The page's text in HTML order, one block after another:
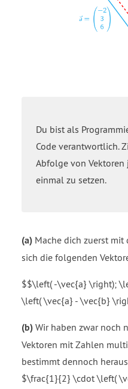
Du bist als
Code verantwortlich.
Abfolge von Vektoren
einmal zu setzen.
(a) Mache dich zuerst mit
sich die folgenden
$$\left( -\vec{a} \right);
\left( \vec{a} - \vec{b}
(b) Wir haben zwar noch
Vektoren mit Zahlen
bestimmt dennoch
$\frac{1}{2} \cdot \left(